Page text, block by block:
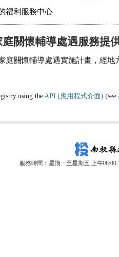
福利服務中心
關懷輔導處遇服務提
庭關懷輔導處遇實施計畫，經地
using the API (應用程式介面) (see
服務時間：星期一至星期五 上午